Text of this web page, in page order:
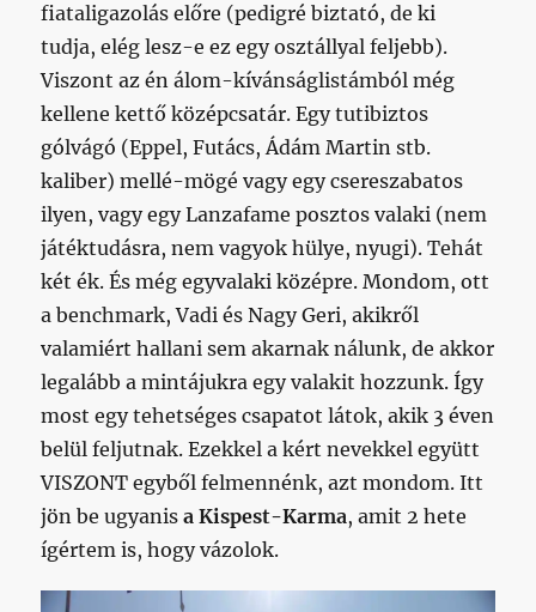
fiataligazolás előre (pedigré biztató, de ki
tudja, elég lesz-e ez egy osztállyal feljebb).
Viszont az én álom-kívánságlistámból még
kellene kettő középcsatár. Egy tutibiztos
gólvágó (Eppel, Futács, Ádám Martin stb.
kaliber) mellé-mögé vagy egy csereszabatos
ilyen, vagy egy Lanzafame posztos valaki (nem
játéktudásra, nem vagyok hülye, nyugi). Tehát
két ék. És még egyvalaki középre. Mondom, ott
a benchmark, Vadi és Nagy Geri, akikről
valamiért hallani sem akarnak nálunk, de akkor
legalább a mintájukra egy valakit hozzunk. Így
most egy tehetséges csapatot látok, akik 3 éven
belül feljutnak. Ezekkel a kért nevekkel együtt
VISZONT egyből felmennénk, azt mondom. Itt
jön be ugyanisa Kispest-Karma, amit 2 hete
ígértem is, hogy vázolok.